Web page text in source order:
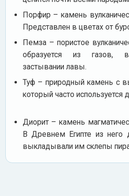
Порфир – камень
Представлен в цветах от
Пемза – пористое
образуется из газов,
застывании лавы.
Туф – природный камень с
который часто используется
Диорит – камень
В Древнем Египте из него
выкладывали им склепы